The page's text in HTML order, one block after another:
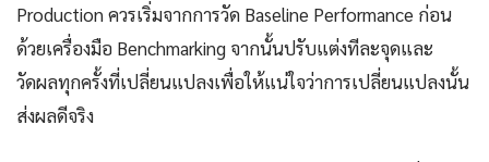
Production ควรเริ่มจากการวัด Baseline Performance ก่อน
ด้วยเครื่องมือ Benchmarking จากนั้นปรับแต่งทีละจุดและ
วัดผลทุกครั้งที่เปลี่ยนแปลงเพื่อให้แน่ใจว่าการเปลี่ยนแปลงนั้น
ส่งผลดีจริง